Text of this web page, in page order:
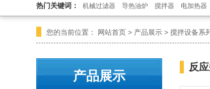
热门关键词： 机械过滤器 导热油炉 搅拌器 电加热器
您的当前位置： 网站首页 > 产品展示 > 搅拌设备系
产品展示
反